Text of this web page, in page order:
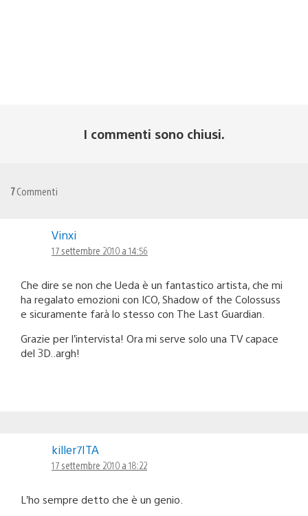
I commenti sono chiusi.
7Commenti
Vinxi
17 settembre 2010 a 14:56
Che dire se non che Ueda è un fantastico artista, che mi
ha regalato emozioni con ICO, Shadow of the Colossuss
e sicuramente farà lo stesso con The Last Guardian.
Grazie per l’intervista! Ora mi serve solo una TV capace
del 3D..argh!
killer7ITA
17 settembre 2010 a 18:22
L’ho sempre detto che è un genio.